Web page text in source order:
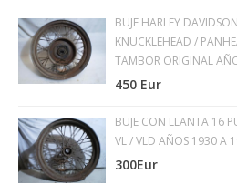
BUJE HARLEY
KNUCKLEHEAD /
TAMBOR ORIGINAL
450 Eur
BUJE CON LLANTA 16
VL / VLD AÑOS 1930 A
300Eur